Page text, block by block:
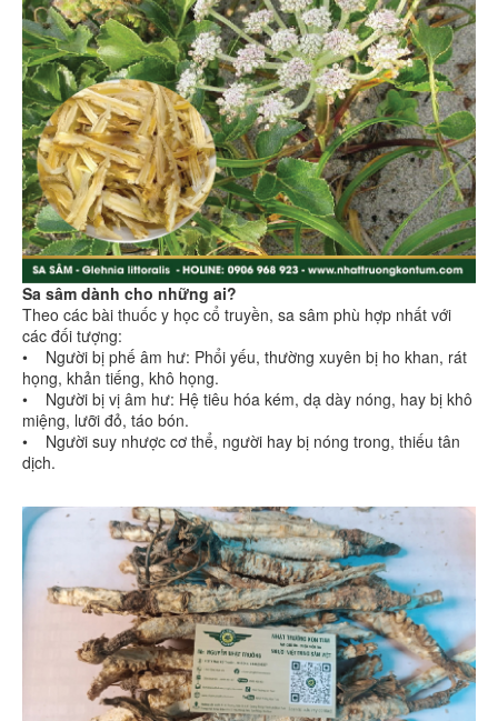
Sa sâm dành cho những ai?
Theo các bài thuốc y học cổ truyền, sa sâm phù hợp nhất với
các đối tượng:
• Người bị phế âm hư: Phổi yếu, thường xuyên bị ho khan, rát
họng, khản tiếng, khô họng.
• Người bị vị âm hư: Hệ tiêu hóa kém, dạ dày nóng, hay bị khô
miệng, lưỡi đỏ, táo bón.
• Người suy nhược cơ thể, người hay bị nóng trong, thiếu tân
dịch.